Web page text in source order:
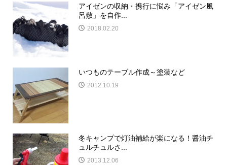
アイゼンの収納・携行に悩み「アイゼン風
呂敷」を自作...
2018.02.20
いつものテーブル作成～塗装など
2012.10.19
冬キャンプで灯油補給が楽になる！醤油チ
ュルチュルさ...
2013.12.06